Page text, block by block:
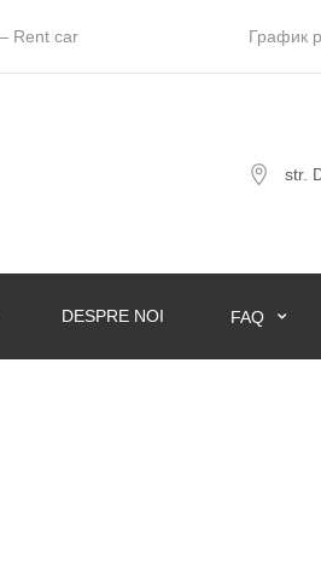
Rent car График
str.
DESPRE NOI FAQ